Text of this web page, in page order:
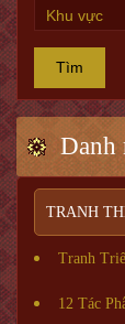
Tìm
Danh
TRANH
Tranh
12 Tác